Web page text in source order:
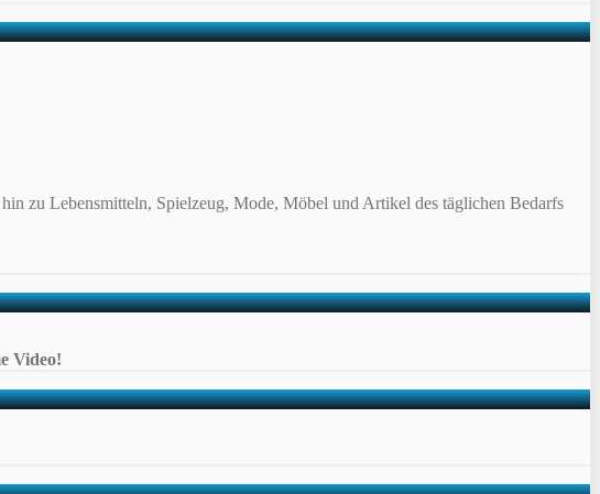
zu Lebensmitteln, Spielzeug, Mode, Möbel und Artikel des täglichen Bedarfs
Video!